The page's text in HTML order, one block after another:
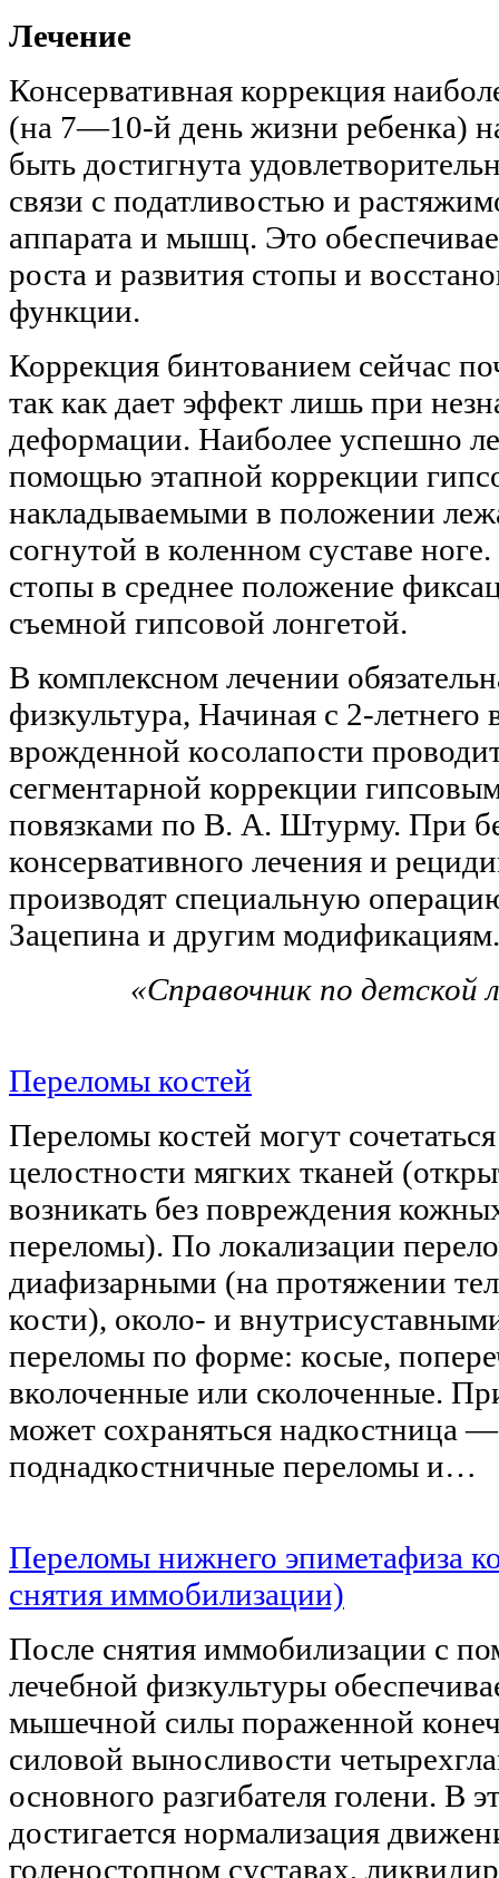
Лечение
Консервативная коррекция
(на 7—10-й день жизни ребенка)
быть достигнута
связи с податливостью и
аппарата и мышц. Это
роста и развития стопы и
функции.
Коррекция бинтованием сейчас
так как дает эффект лишь при
деформации. Наиболее успешно
помощью этапной коррекции
накладываемыми в положении
согнутой в коленном суставе
стопы в среднее положение
съемной гипсовой лонгетой.
В комплексном лечении
физкультура, Начиная с 2-летнего
врожденной косолапости
сегментарной коррекции
повязками по В. А. Штурму. При
консервативного лечения и
производят специальную
Зацепина и другим модификациям.
«Справочник по детской
Переломы костей
Переломы костей могут
целостности мягких тканей
возникать без повреждения
переломы). По локализации
диафизарными (на протяжении
кости), около- и
переломы по форме: косые,
вколоченные или сколоченные.
может сохраняться надкостница
поднадкостничные переломы и…
Переломы нижнего эпиметафиза
снятия иммобилизации)
После снятия иммобилизации с
лечебной физкультуры
мышечной силы пораженной
силовой выносливости
основного разгибателя голени. В
достигается нормализация
голеностопном суставах,